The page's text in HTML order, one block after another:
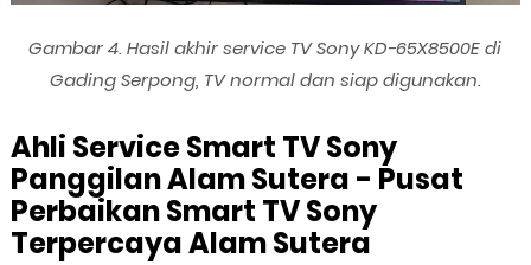
Gambar 4. Hasil akhir service TV Sony KD-65X8500E di
Gading Serpong, TV normal dan siap digunakan.
Ahli Service Smart TV Sony
Panggilan Alam Sutera - Pusat
Perbaikan Smart TV Sony
Terpercaya Alam Sutera